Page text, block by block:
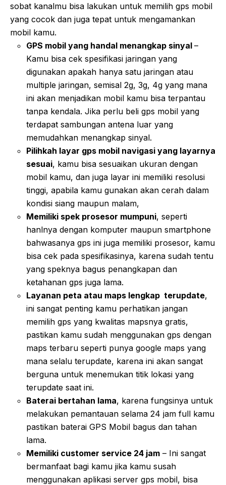
sobat kanalmu bisa lakukan untuk memilih gps mobil
yang cocok dan juga tepat untuk mengamankan
mobil kamu.
GPS mobil yang handal menangkap sinyal –
Kamu bisa cek spesifikasi jaringan yang
digunakan apakah hanya satu jaringan atau
multiple jaringan, semisal 2g, 3g, 4g yang mana
ini akan menjadikan mobil kamu bisa terpantau
tanpa kendala. Jika perlu beli gps mobil yang
terdapat sambungan antena luar yang
memudahkan menangkap sinyal.
Pilihkah layar gps mobil navigasi yang layarnya
sesuai, kamu bisa sesuaikan ukuran dengan
mobil kamu, dan juga layar ini memiliki resolusi
tinggi, apabila kamu gunakan akan cerah dalam
kondisi siang maupun malam,
Memiliki spek prosesor mumpuni, seperti
hanlnya dengan komputer maupun smartphone
bahwasanya gps ini juga memiliki prosesor, kamu
bisa cek pada spesifikasinya, karena sudah tentu
yang speknya bagus penangkapan dan
ketahanan gps juga lama.
Layanan peta atau maps lengkap terupdate,
ini sangat penting kamu perhatikan jangan
memilih gps yang kwalitas mapsnya gratis,
pastikan kamu sudah menggunakan gps dengan
maps terbaru seperti punya google maps yang
mana selalu terupdate, karena ini akan sangat
berguna untuk menemukan titik lokasi yang
terupdate saat ini.
Baterai bertahan lama, karena fungsinya untuk
melakukan pemantauan selama 24 jam full kamu
pastikan baterai GPS Mobil bagus dan tahan
lama.
Memiliki customer service 24 jam – Ini sangat
bermanfaat bagi kamu jika kamu susah
menggunakan aplikasi server gps mobil, bisa